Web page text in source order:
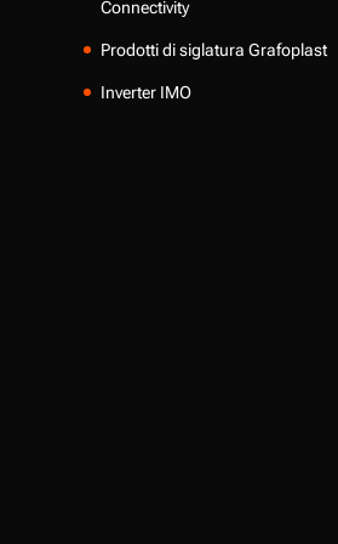
Connectivity
Prodotti di siglatura Grafoplast
Inverter IMO